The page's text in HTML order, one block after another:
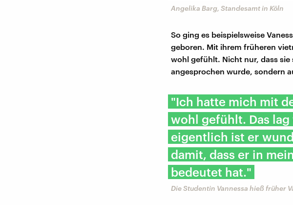
Angelika Barg, Standesamt in Köln
So ging es beispielsweise
geboren. Mit ihrem früheren
wohl gefühlt. Nicht nur, dass
angesprochen wurde, sondern
"Ich hatte mich mit
wohl gefühlt. Das
eigentlich ist er
damit, dass er in
bedeutet hat."
Die Studentin Vannessa hieß früher